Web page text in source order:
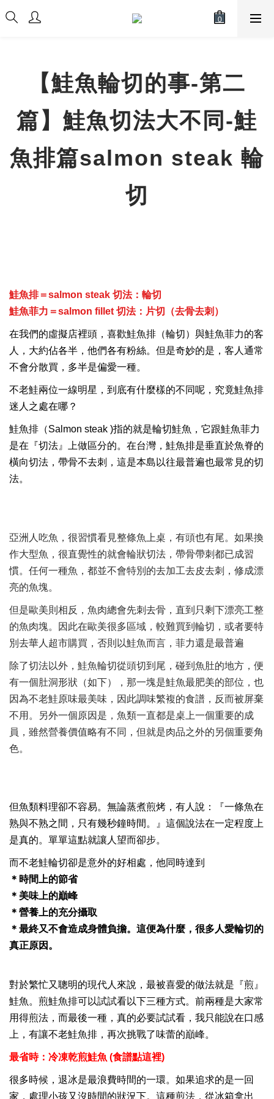
【鮭魚輪切的事-第二
篇】鮭魚切法大不同-鮭
魚排篇salmon steak 輪
切
鮭魚排＝salmon steak 切法：輪切
鮭魚菲力＝salmon fillet 切法：片切（去骨去刺）
在我們的虛擬店裡頭，喜歡鮭魚排（輪切）與鮭魚菲力的客
人，大約佔各半，他們各有粉絲。但是奇妙的是，客人通常
不會分散買，多半是偏愛一種。
不老鮭兩位一線明星，到底有什麼樣的不同呢，究竟鮭魚排
迷人之處在哪？
鮭魚排（Salmon steak )指的就是輪切鮭魚，它跟鮭魚菲力
是在『切法』上做區分的。在台灣，鮭魚排是垂直於魚脊的
橫向切法，帶骨不去刺，這是本島以往最普遍也最常見的切
法。
亞洲人吃魚，很習慣看見整條魚上桌，有頭也有尾。如果換
作大型魚，很直覺性的就會輪狀切法，帶骨帶刺都已成習
慣。任何一種魚，都並不會特別的去加工去皮去刺，修成漂
亮的魚塊。
但是歐美則相反，魚肉總會先刺去骨，直到只剩下漂亮工整
的魚肉塊。因此在歐美很多區域，較難買到輪切，或者要特
別去華人超市購買，否則以鮭魚而言，菲力還是最普遍
除了切法以外，鮭魚輪切從頭切到尾，碰到魚肚的地方，便
有一個肚洞形狀（如下），那一塊是鮭魚最肥美的部位，也
因為不老鮭原味最美味，因此調味繁複的食譜，反而被屏棄
不用。另外一個原因是，魚類一直都是桌上一個重要的成
員，雖然營養價值略有不同，但就是肉品之外的另個重要角
色。
但魚類料理卻不容易。無論蒸煮煎烤，有人說：『一條魚在
熟與不熟之間，只有幾秒鐘時間。』這個說法在一定程度上
是真的。單單這點就讓人望而卻步。
而不老鮭輪切卻是意外的好相處，他同時達到
＊時間上的節省
＊美味上的巔峰
＊營養上的充分攝取
＊最終又不會造成身體負擔。這便為什麼，很多人愛輪切的
真正原因。
對於繁忙又聰明的現代人來說，最被喜愛的做法就是『煎』
鮭魚。煎鮭魚排可以試試看以下三種方式。前兩種是大家常
用得煎法，而最後一種，真的必要試試看，我只能說在口感
上，有讓不老鮭魚排，再次挑戰了味蕾的巔峰。
最省時：冷凍乾煎鮭魚 (食譜點這裡)
很多時候，退冰是最浪費時間的一環。如果追求的是一回
家，處理小孩又沒時間的狀況下。這種煎法，從冰箱拿出